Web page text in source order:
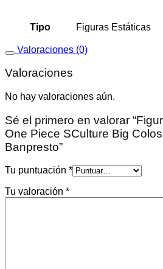
Tipo Figuras Estáticas
Valoraciones (0)
Valoraciones
No hay valoraciones aún.
Sé el primero en valorar
One Piece SCulture Big
Banpresto”
Tu puntuación *
Tu valoración *